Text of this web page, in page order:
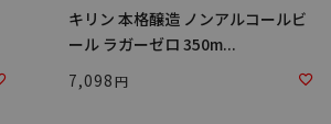
キリン 本格醸造 ノンアルコールビ
ール ラガーゼロ 350m...
7,098